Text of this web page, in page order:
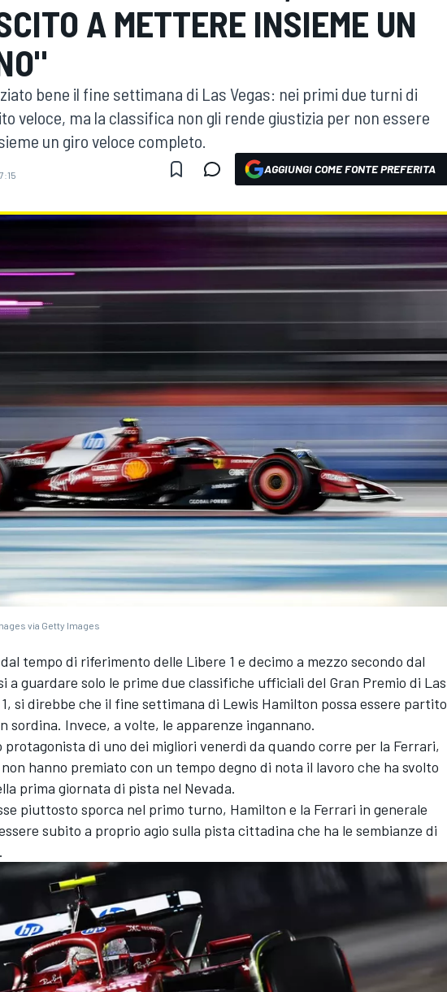
WEC
A METTERE INSIEME UN
bene il fine settimana di Las Vegas: nei primi due turni di
veloce, ma la classifica non gli rende giustizia per non essere
un giro veloce completo.
AGGIUNGI COME FONTE PREFERITA
via Getty Images
tempo di riferimento delle Libere 1 e decimo a mezzo secondo dal
a guardare solo le prime due classifiche ufficiali del Gran Premio di Las
si direbbe che il fine settimana di Lewis Hamilton possa essere partito
sordina. Invece, a volte, le apparenze ingannano.
di uno dei migliori venerdì da quando corre per la Ferrari,
hanno premiato con un tempo degno di nota il lavoro che ha svolto
prima giornata di pista nel Nevada.
piuttosto sporca nel primo turno, Hamilton e la Ferrari in generale
subito a proprio agio sulla pista cittadina che ha le sembianze di